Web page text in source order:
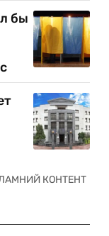
бы